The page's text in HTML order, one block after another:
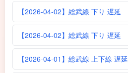
【2026-04-02】総武線 下り 遅延
【2026-04-02】総武線 下り 遅延
【2026-04-01】総武線 上下線 遅延